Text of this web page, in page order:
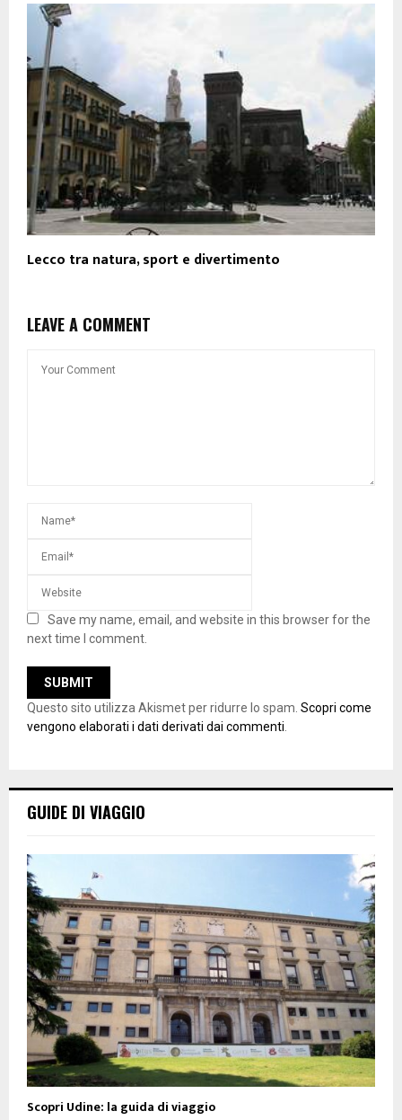
Lecco tra natura, sport e divertimento
LEAVE A COMMENT
Save my name, email, and website in this browser for the
next time I comment.
Questo sito utilizza Akismet per ridurre lo spam. Scopri come
vengono elaborati i dati derivati dai commenti.
GUIDE DI VIAGGIO
Scopri Udine: la guida di viaggio